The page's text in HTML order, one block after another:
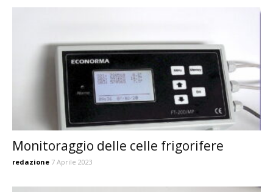
Monitoraggio delle celle frigorifere
redazione 7 Aprile 2023